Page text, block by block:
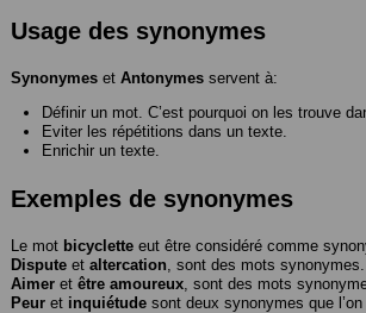
Usage des synonymes
Synonymes et Antonymes servent à:
Définir un mot. C’est pourquoi on les trouve
Eviter les répétitions dans un texte.
Enrichir un texte.
Exemples de synonymes
Le mot bicyclette eut être considéré comme
Dispute et altercation , sont des mots synonymes.
Aimer et être amoureux , sont des mots
Peur et inquiétude sont deux synonymes que